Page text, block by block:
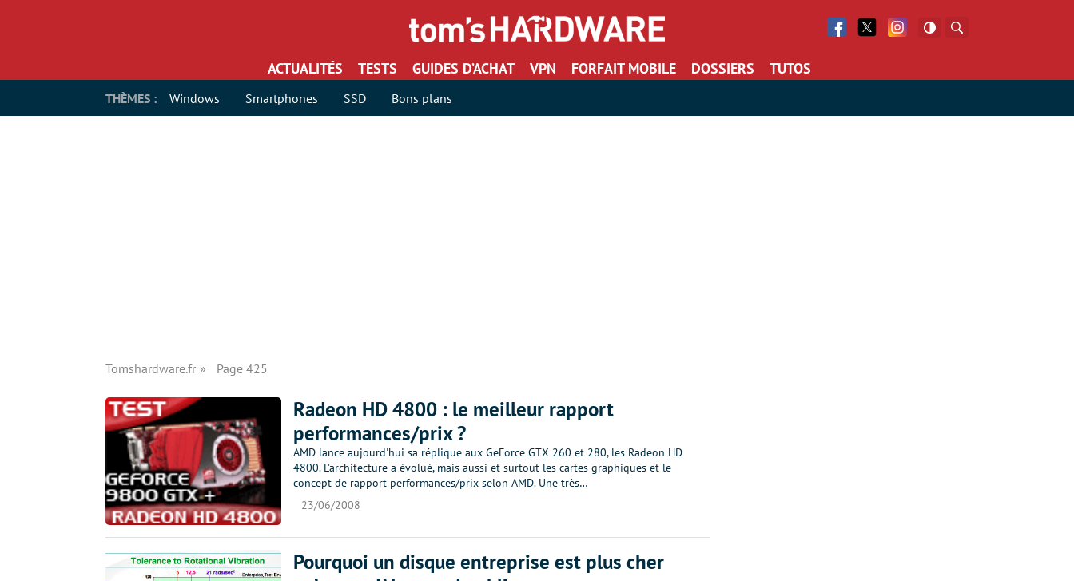
Facebook
Twitter Facebook
ACTUALITÉS TESTS GUIDES D’ACHAT VPN FORFAIT MOBILE DOSSIERS TUTOS
THÈMES : Windows Smartphones SSD Bons plans
Tomshardware.fr Page 425
Radeon HD 4800 : le meilleur rapport
performances/prix ?
AMD lance aujourd'hui sa réplique aux GeForce GTX 260 et 280, les Radeon HD
4800. L'architecture a évolué, mais aussi et surtout les cartes graphiques et le
concept de rapport performances/prix selon AMD. Une très…
23/06/2008
Pourquoi un disque entreprise est plus cher